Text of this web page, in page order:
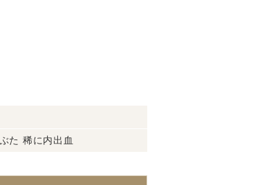
た 稀に内出血